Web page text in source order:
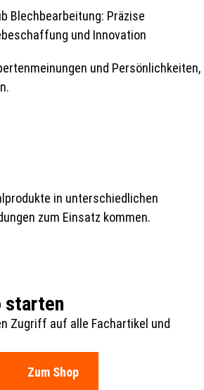
und Persönlichkeiten,
in unterschiedlichen
zum Einsatz kommen.
starten
Zugriff auf alle Fachartikel und
Zum Shop